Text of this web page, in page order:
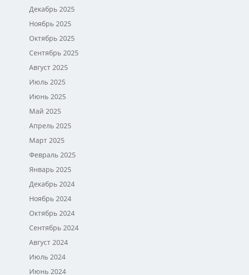
Декабрь 2025
Ноябрь 2025
Октябрь 2025
Сентябрь 2025
Август 2025
Июль 2025
Июнь 2025
Май 2025
Апрель 2025
Март 2025
Февраль 2025
Январь 2025
Декабрь 2024
Ноябрь 2024
Октябрь 2024
Сентябрь 2024
Август 2024
Июль 2024
Июнь 2024